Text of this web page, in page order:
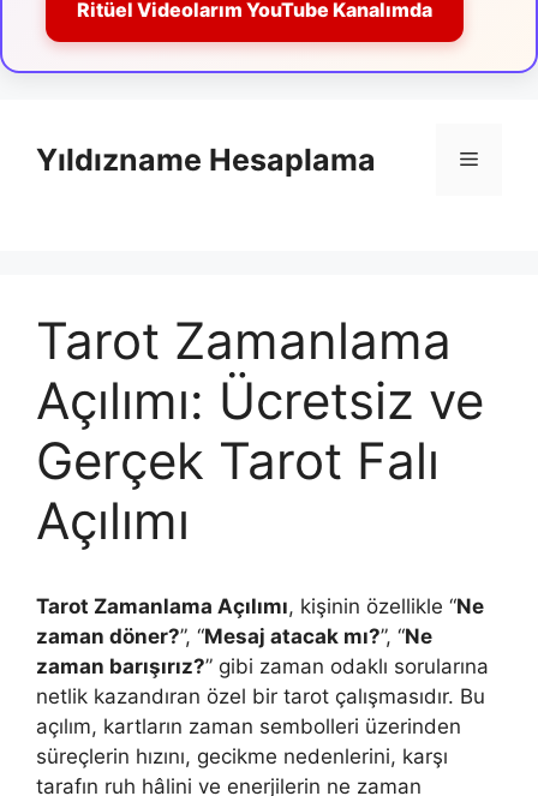
Ritüel Videolarım YouTube Kanalımda
Yıldızname Hesaplama Menü
Tarot Zamanlama
Açılımı: Ücretsiz ve
Gerçek Tarot Falı
Açılımı
Tarot Zamanlama Açılımı, kişinin özellikle “Ne
zaman döner?”, “Mesaj atacak mı?”, “Ne
zaman barışırız?” gibi zaman odaklı sorularına
netlik kazandıran özel bir tarot çalışmasıdır. Bu
açılım, kartların zaman sembolleri üzerinden
süreçlerin hızını, gecikme nedenlerini, karşı
tarafın ruh hâlini ve enerjilerin ne zaman